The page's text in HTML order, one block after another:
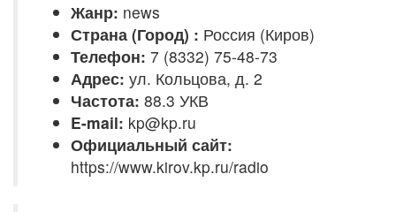
Жанр: news
Страна (Город) : Россия (Киров)
Телефон: 7 (8332) 75-48-73
Адрес: ул. Кольцова, д. 2
Частота: 88.3 УКВ
E-mail: kp@kp.ru
Официальный сайт:
https://www.kirov.kp.ru/radio